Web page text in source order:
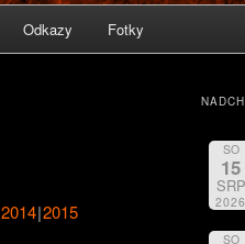
Odkazy Fotky
2014 2015
SO
15
SRP
2026
SO